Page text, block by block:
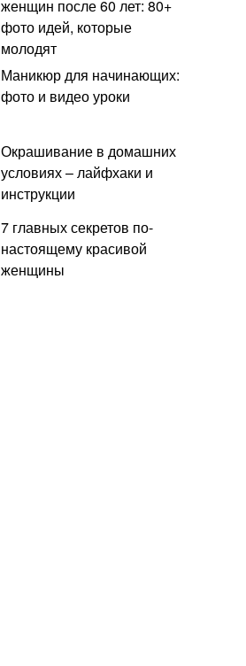
женщин после 60 лет: 80+
фото идей, которые
молодят
Маникюр для начинающих:
фото и видео уроки
Окрашивание в домашних
условиях – лайфхаки и
инструкции
7 главных секретов по-
настоящему красивой
женщины